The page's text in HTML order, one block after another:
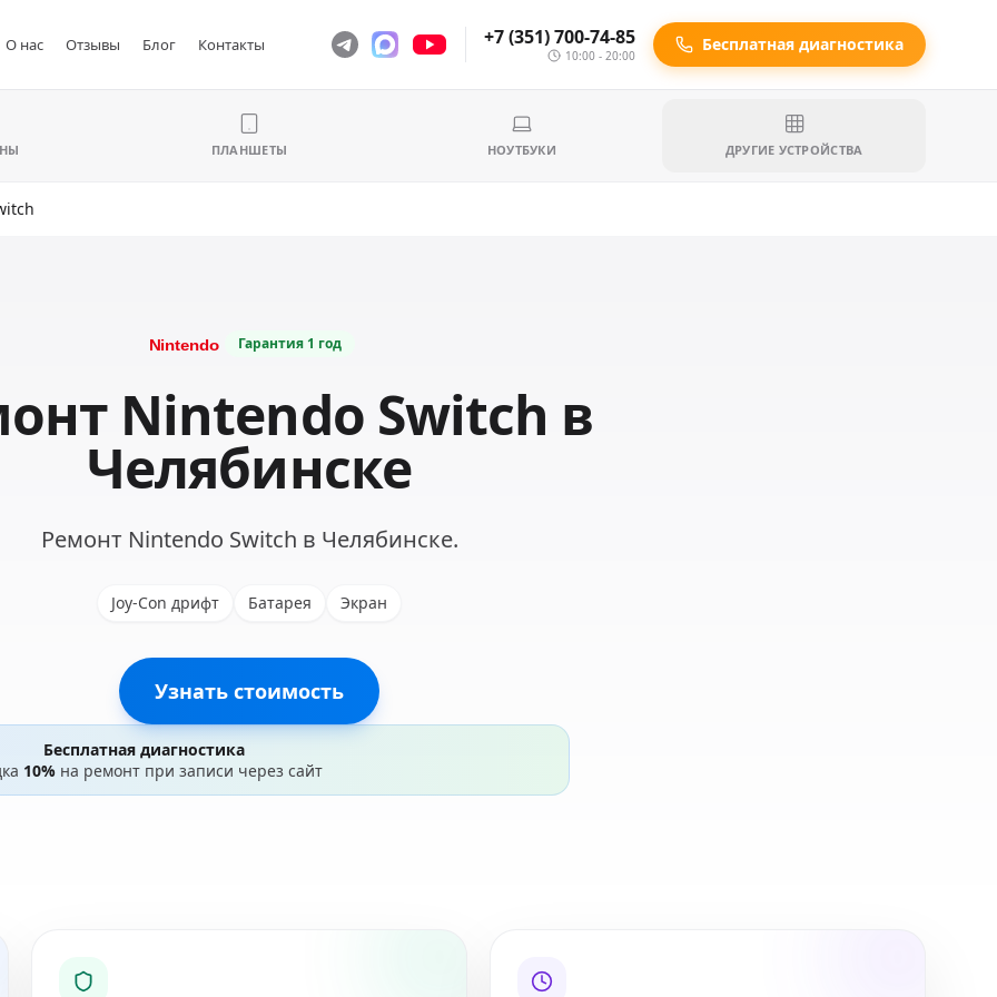
О нас Отзывы Блог Контакты +7 (351) 700-74-85
10:00 - 20:00
Бесплатная диагностика
ПЛАНШЕТЫ НОУТБУКИ ДРУГИЕ УСТРОЙСТВА
Гарантия 1 год
Nintendo Switch в
Челябинске
Ремонт Nintendo Switch в Челябинске.
Joy-Con дрифт Батарея Экран
Узнать стоимость
Бесплатная диагностика
10% на ремонт при записи через сайт